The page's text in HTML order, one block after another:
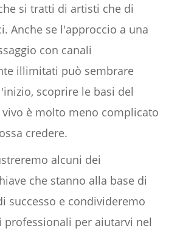
si tratti di artisti che di
Anche se l'approccio a una
con canali
illimitati può sembrare
scoprire le basi del
è molto meno complicato
credere.
alcuni dei
che stanno alla base di
successo e condivideremo
professionali per aiutarvi nel